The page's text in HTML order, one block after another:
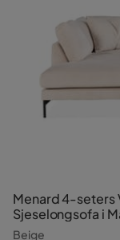
Menard 4-
Sjeselongsofa i
Beige